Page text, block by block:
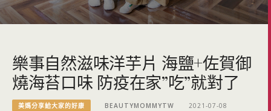
樂事自然滋味洋芋片 海鹽+佐賀御
燒海苔口味 防疫在家”吃”就對了
美媽分享給大家的好康 BEAUTYMOMMYTW 2021-07-08